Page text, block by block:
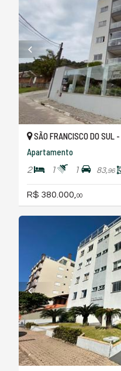
SÃO FRANCISCO DO SUL -
Apartamento
2 1 1 83,96
R$ 380.000, 00